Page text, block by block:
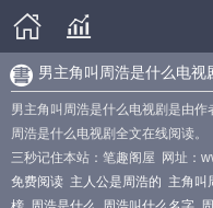
男主角叫周浩是什么电视
男主角叫周浩是什么电视剧是由
周浩是什么电视剧全文在线阅读。
三秒记住本站：笔趣阁屋 网址：
免费阅读 主人公是周浩的 主角叫